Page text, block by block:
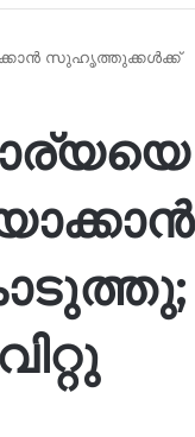
സുഹൃത്തുക്കൾക്ക്